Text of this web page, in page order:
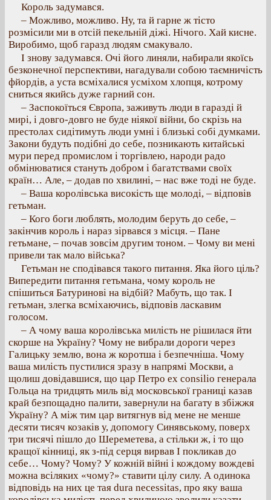
Король задумався.
– Можливо, можливо. Ну, та й гарне ж тісто
розмісили ми в отсій пекельній діжі. Нічого. Хай кисне.
Виробимо, щоб гаразд людям смакувало.
І знову задумався. Очі його линяли, набирали якоїсь
безконечної перспективи, нагадували собою таємничість
фйордів, а уста всміхалися усміхом хлопця, котрому
сниться якийсь дуже гарний сон.
– Заспокоїться Європа, заживуть люди в гаразді й
мирі, і довго-довго не буде ніякої війни, бо скрізь на
престолах сидітимуть люди умні і близькі собі думками.
Закони будуть подібні до себе, позникають китайські
мури перед промислом і торгівлею, народи радо
обмінюватися стануть добром і багатствами своїх
країн… Але, – додав по хвилині, – нас вже тоді не буде.
– Ваша королівська високість ще молоді, – відповів
гетьман.
– Кого боги люблять, молодим беруть до себе, –
закінчив король і нараз зірвався з місця. – Пане
гетьмане, – почав зовсім другим тоном. – Чому ви мені
привели так мало війська?
Гетьман не сподівався такого питання. Яка його ціль?
Випередити питання гетьмана, чому король не
спішиться Батуринові на відбій? Мабуть, що так. І
гетьман, злегка всміхаючись, відповів ласкавим
голосом.
– А чому ваша королівська милість не рішилася йти
скорше на Україну? Чому не вибрали дороги через
Галицьку землю, вона ж коротша і безпечніша. Чому
ваша милість пустилися зразу в напрямі Москви, а
щолиш довідавшися, що цар Петро ex consilio генерала
Гольца на тридцять миль від московської границі казав
край безпощадно палити, завернули на багату в збіжжя
Україну? А між тим цар витягнув від мене не менше
десяти тисяч козаків у, допомогу Синявському, поверх
три тисячі пішло до Шереметева, а стільки ж, і то що
кращої кінниці, як з-під серця вирвав І покликав до
себе… Чому? Чому? У кожній війні і кождому вождеві
можна всіляких «чому?» ставити цілу силу. А одинока
відповідь на них це тая dura necessitas, про яку ваша